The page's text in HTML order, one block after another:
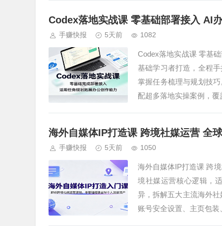
Codex落地实战课 零基础部署接入 AI
手赚快报 5天前 1082
Codex落地实战课 零基
基础学习者打造，全程
掌握任务梳理与规划技
配超多落地实操案例，
海外自媒体IP打造课 跨境社媒运营 全
手赚快报 5天前 1050
海外自媒体IP打造课 跨
境社媒运营核心逻辑，
异，拆解五大主流海外
账号安全设置、主页包